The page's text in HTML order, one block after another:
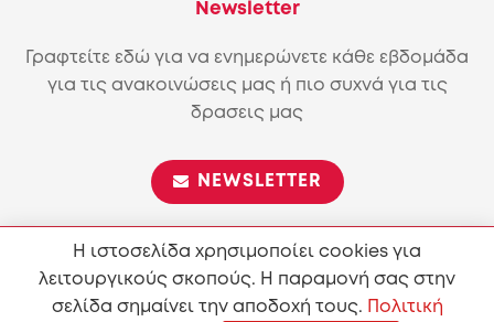
Newsletter
Γραφτείτε εδώ για να ενημερώνετε κάθε εβδομάδα
για τις ανακοινώσεις μας ή πιο συχνά για τις
δρασεις μας
NEWSLETTER
Επιτρέπεται η αναπαραγωγή και διανομή του περιεχόμενου
σύμφωνα με τους όρους της άδειαςAttribution-ShareAlike
Η ιστοσελίδα χρησιμοποίει cookies για
λειτουργικούς σκοπούς. Η παραμονή σας στην
σελίδα σημαίνει την αποδοχή τους.
Πολιτική